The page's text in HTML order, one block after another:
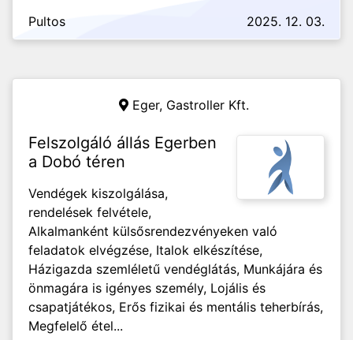
Pultos 2025. 12. 03.
Eger, Gastroller Kft.
Felszolgáló állás Egerben
a Dobó téren
Vendégek kiszolgálása,
rendelések felvétele,
Alkalmanként külsősrendezvényeken való
feladatok elvégzése, Italok elkészítése,
Házigazda szemléletű vendéglátás, Munkájára és
önmagára is igényes személy, Lojális és
csapatjátékos, Erős fizikai és mentális teherbírás,
Megfelelő étel...